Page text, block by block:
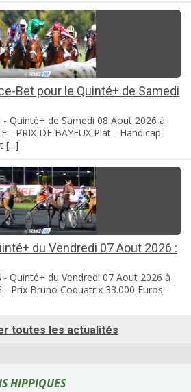
Bet pour le Quinté+ de Samedi
- Quinté+ de Samedi 08 Aout 2026 à
- PRIX DE BAYEUX Plat - Handicap
[...]
du Vendredi 07 Aout 2026 :
- Quinté+ du Vendredi 07 Aout 2026 à
- Prix Bruno Coquatrix 33.000 Euros -
toutes les actualités
HIPPIQUES